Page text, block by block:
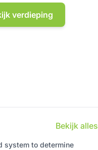
verdieping
Bekijk alles
system to determine